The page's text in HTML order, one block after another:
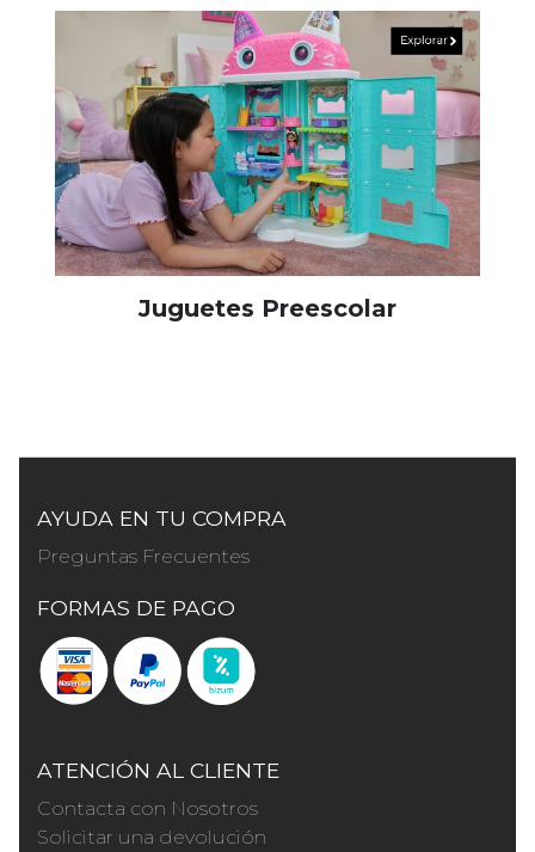
Juguetes Preescolar
AYUDA EN TU COMPRA
Preguntas Frecuentes
FORMAS DE PAGO
ATENCIÓN AL CLIENTE
Contacta con Nosotros
Solicitar una devolución